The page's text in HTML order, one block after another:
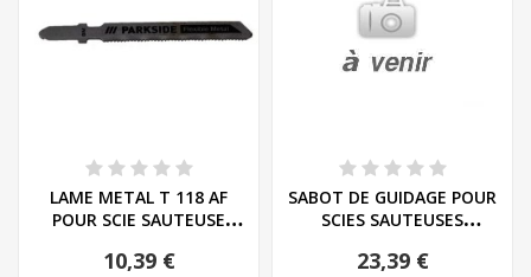
LAME METAL T 118 AF
POUR SCIE SAUTEUSE
10,39 €
SABOT DE GUIDAGE POUR
SCIES SAUTEUSES
23,39 €